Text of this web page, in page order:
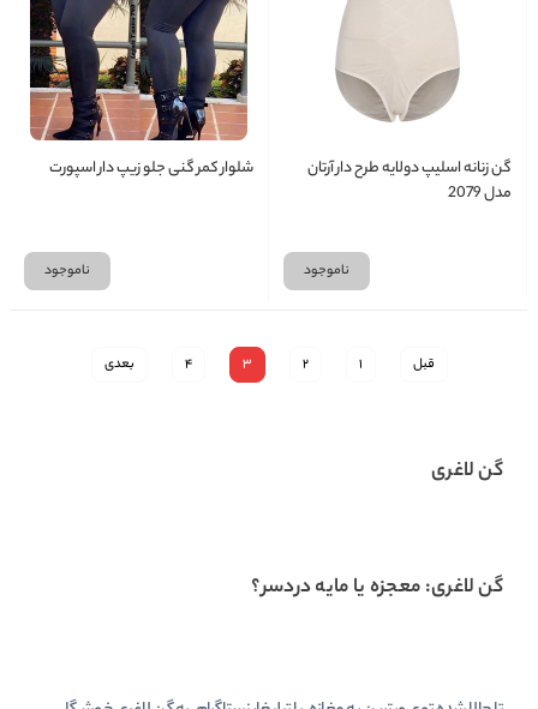
گن زنانه اسلیپ دولایه طرح دار آرتان
مدل 2079
ناموجود
شلوار کمر گنی جلو زیپ دار اسپورت
ناموجود
قبل 1
2
3
4 بعدی
گن لاغری
گن لاغری: معجزه یا مایه دردسر؟